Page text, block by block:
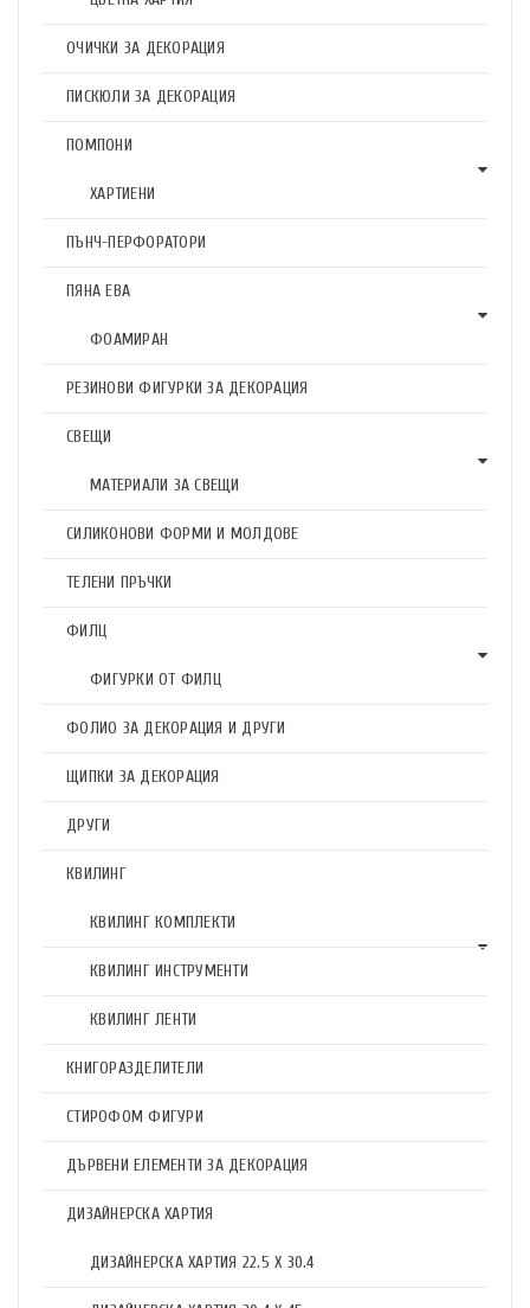
ОЧИЧКИ ЗА ДЕКОРАЦИЯ
ПИСКЮЛИ ЗА ДЕКОРАЦИЯ
ПОМПОНИ
ХАРТИЕНИ
ПЪНЧ-ПЕРФОРАТОРИ
ПЯНА ЕВА
ФОАМИРАН
РЕЗИНОВИ ФИГУРКИ ЗА ДЕКОРАЦИЯ
СВЕЩИ
МАТЕРИАЛИ ЗА СВЕЩИ
СИЛИКОНОВИ ФОРМИ И МОЛДОВЕ
ТЕЛЕНИ ПРЪЧКИ
ФИЛЦ
ФИГУРКИ ОТ ФИЛЦ
ФОЛИО ЗА ДЕКОРАЦИЯ И ДРУГИ
ЩИПКИ ЗА ДЕКОРАЦИЯ
ДРУГИ
КВИЛИНГ
КВИЛИНГ КОМПЛЕКТИ
КВИЛИНГ ИНСТРУМЕНТИ
КВИЛИНГ ЛЕНТИ
КНИГОРАЗДЕЛИТЕЛИ
СТИРОФОМ ФИГУРИ
ДЪРВЕНИ ЕЛЕМЕНТИ ЗА ДЕКОРАЦИЯ
ДИЗАЙНЕРСКА ХАРТИЯ
ДИЗАЙНЕРСКА ХАРТИЯ 22.5 X 30.4